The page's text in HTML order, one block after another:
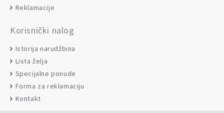
Reklamacije
Korisnički nalog
Istorija narudžbina
Lista želja
Specijalne ponude
Forma za reklamaciju
Kontakt